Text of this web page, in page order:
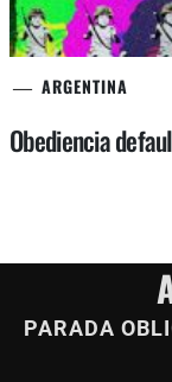
ARGENTINA
Obediencia
PARADA